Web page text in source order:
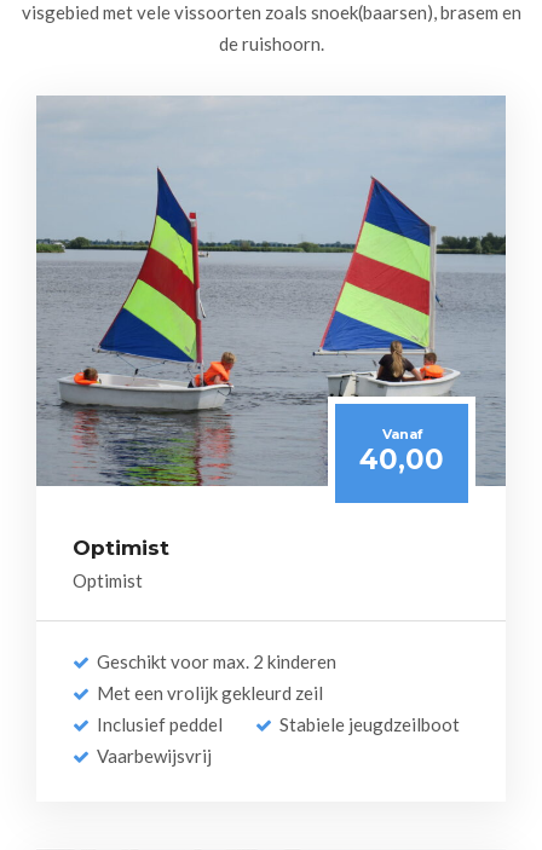
visgebied met vele vissoorten zoals snoek(baarsen), brasem en
de ruishoorn.
Vanaf
40,00
Optimist
Optimist
Geschikt voor max. 2 kinderen
Met een vrolijk gekleurd zeil
Inclusief peddel
Stabiele jeugdzeilboot
Vaarbewijsvrij